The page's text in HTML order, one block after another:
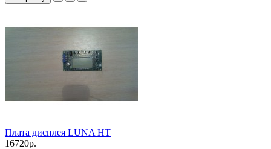
Плата дисплея LUNA HT
16720р.